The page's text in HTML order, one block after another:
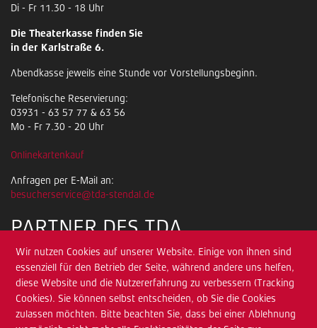
Di - Fr 11.30 - 18 Uhr
Die Theaterkasse finden Sie
in der Karlstraße 6.
Abendkasse jeweils eine Stunde vor Vorstellungsbeginn.
Telefonische Reservierung:
03931 - 63 57 77 & 63 56
Mo - Fr 7.30 - 20 Uhr
Onlinekartenkauf
Anfragen per E-Mail an:
besucherservice@tda-stendal.de
PARTNER DES TDA
Wir nutzen Cookies auf unserer Website. Einige von ihnen sind
essenziell für den Betrieb der Seite, während andere uns helfen,
diese Website und die Nutzererfahrung zu verbessern (Tracking
Cookies). Sie können selbst entscheiden, ob Sie die Cookies
zulassen möchten. Bitte beachten Sie, dass bei einer Ablehnung